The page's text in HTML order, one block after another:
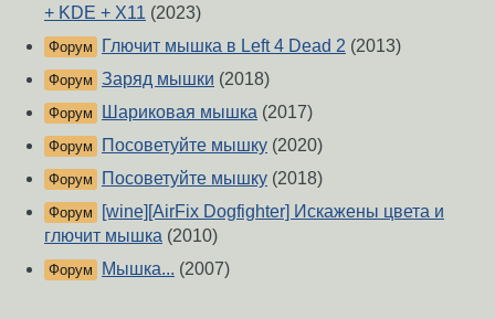
+ KDE + X11 (2023)
Форум Глючит мышка в Left 4 Dead 2 (2013)
Форум Заряд мышки (2018)
Форум Шариковая мышка (2017)
Форум Посоветуйте мышку (2020)
Форум Посоветуйте мышку (2018)
Форум
[wine][AirFix Dogfighter] Искажены цвета и
глючит мышка (2010)
Форум Мышка... (2007)